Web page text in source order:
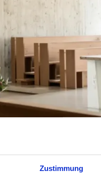
Zustimmung